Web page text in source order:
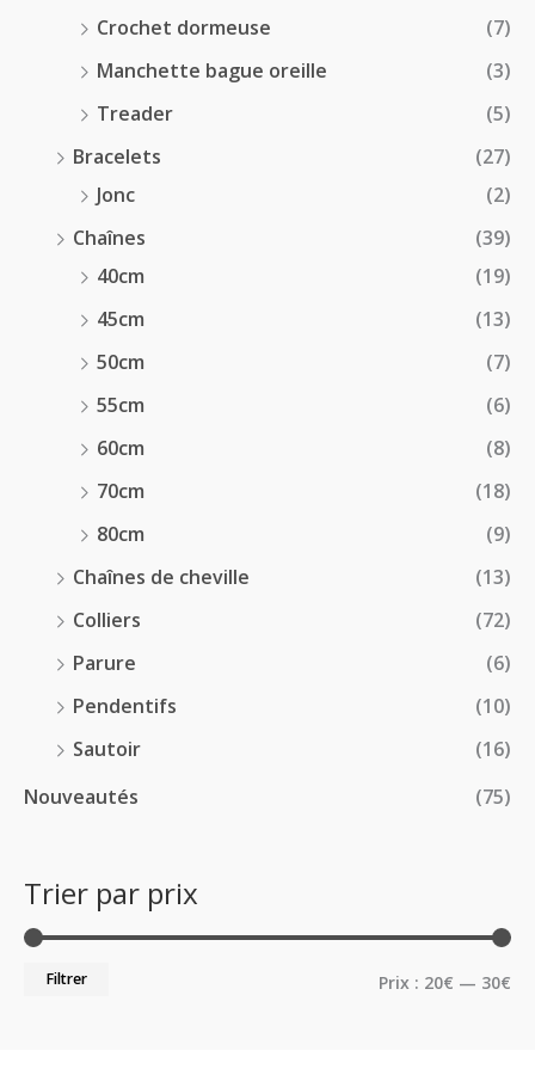
Crochet dormeuse
(7)
Manchette bague oreille
(3)
Treader
(5)
Bracelets
(27)
Jonc
(2)
Chaînes
(39)
40cm
(19)
45cm
(13)
50cm
(7)
55cm
(6)
60cm
(8)
70cm
(18)
80cm
(9)
Chaînes de cheville
(13)
Colliers
(72)
Parure
(6)
Pendentifs
(10)
Sautoir
(16)
Nouveautés
(75)
Trier par prix
Filtrer Prix : 20€ — 30€